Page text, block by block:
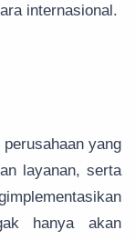
internasional.
yang
layanan, serta
hanya akan